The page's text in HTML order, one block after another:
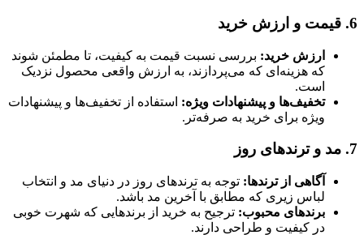
6. قیمت و ارزش خرید
ارزش خرید: بررسی نسبت قیمت به کیفیت، تا مطمئن شوند
که هزینه‌ای که می‌پردازند، به ارزش واقعی محصول نزدیک
است.
تخفیف‌ها و پیشنهادات ویژه: استفاده از تخفیف‌ها و پیشنهادات
ویژه برای خرید به صرفه‌تر.
7. مد و ترند‌های روز
آگاهی از ترندها: توجه به ترندهای روز در دنیای مد و انتخاب
لباس زیری که مطابق با آخرین مد باشد.
برند‌های محبوب: ترجیح به خرید از برندهایی که شهرت خوبی
در کیفیت و طراحی دارند.